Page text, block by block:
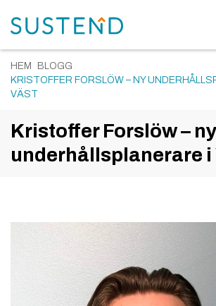
HEM
BLOGG
KRISTOFFER FORSLÖW – NY
VÄST
Kristoffer Forslöw – ny
underhållsplanerare i